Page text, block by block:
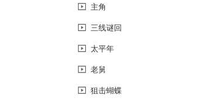
主角
三线谜回
太平年
老舅
狙击蝴蝶